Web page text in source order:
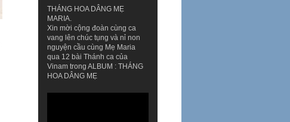
THÁNG HOA DÂNG MẸ
MARIA.
Xin mời cộng đoàn cùng ca
vang lên chúc tụng và nỉ non
nguyện cầu cùng Mẹ Maria
qua 12 bài Thánh ca của
Vinam trong ALBUM : THÁNG
HOA DÂNG MẸ